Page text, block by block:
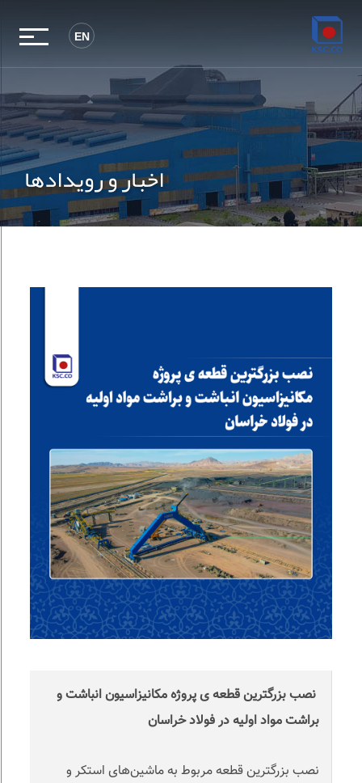
EN
اخبار و رویدادها
نصب بزرگترین قطعه ی پروژه مکانیزاسیون انباشت و
براشت مواد اولیه در فولاد خراسان
نصب بزرگترین قطعه مربوط به ماشین‌های استکر و